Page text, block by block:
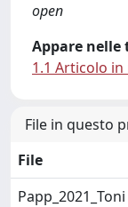
open
Appare nelle
1.1 Articolo in
File in questo
File